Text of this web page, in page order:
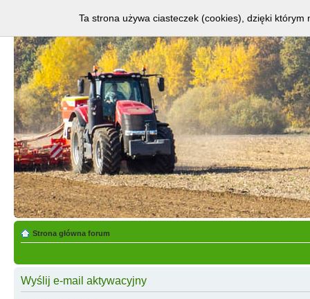
Strona główna forum
Wyślij e-mail aktywacyjny
Ta strona używa ciasteczek (cookies), dzięki którym